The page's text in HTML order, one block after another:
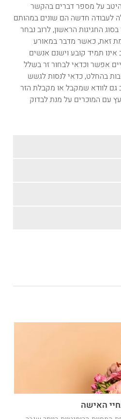
היטב על מספר דברים בהקשר
לעבודה חדשה הם שונים במהותם
החגיגות הראשון, לרוב נבחר
זאת, כאשר מדבר במאורע
אינו תמיד קובע וישנם אנשים
אפשר וכדאי לבחור זר בשלל
בהחלט, כדאי לנסות לגשש
גם לוודא שמקבל או מקבלת הזר
עם המוכרים על מנת לבדוק
האישה